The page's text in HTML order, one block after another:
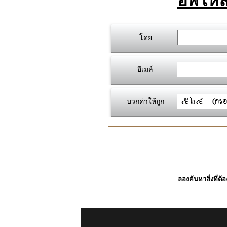
โดย
อีเมล์
บวกค่าให้ถูก
ลองค้นหาสิ่งที่ต้อ